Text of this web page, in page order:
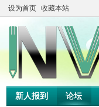
设为首页 收藏本站
新人报到 论坛